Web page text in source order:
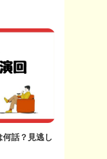
何話？見逃し